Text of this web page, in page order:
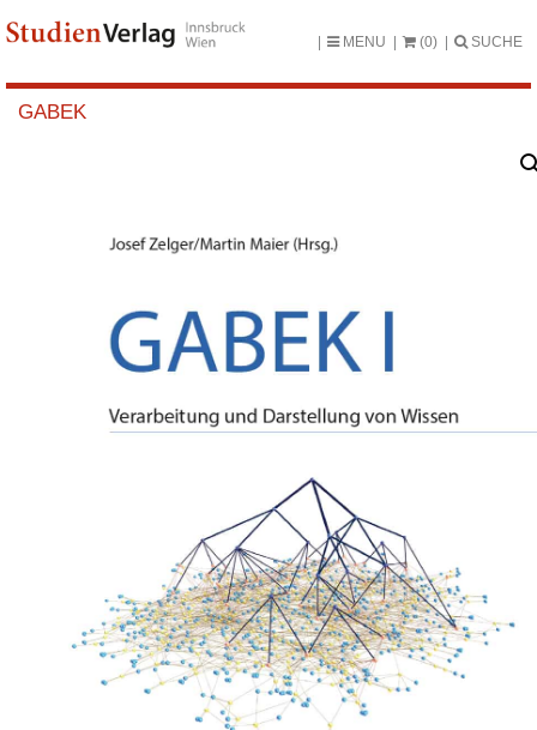
MENU (0) SUCHE
GABEK